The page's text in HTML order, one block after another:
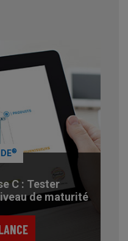
®
C : Tester
de maturité